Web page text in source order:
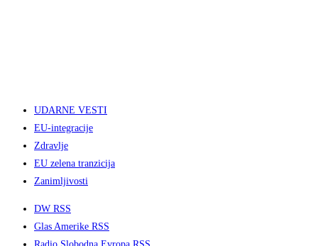
UDARNE VESTI
EU-integracije
Zdravlje
EU zelena tranzicija
Zanimljivosti
DW RSS
Glas Amerike RSS